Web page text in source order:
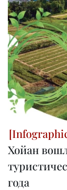
Хойан
года